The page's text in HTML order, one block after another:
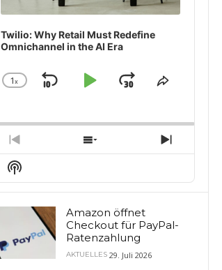
Twilio: Why Retail Must Redefine
Omnichannel in the AI Era
Change
1x
SkipPlayJumpShare
Previous
Episode
Show
Episodes
Next
Episode
Show
Podcast
Information
Amazon öffnet
Checkout für PayPal-
Ratenzahlung
AKTUELLES 29. Juli 2026